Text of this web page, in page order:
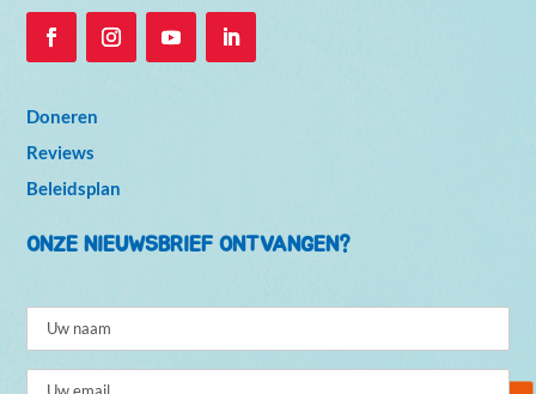
Doneren
Reviews
Beleidsplan
ONZE NIEUWSBRIEF ONTVANGEN?